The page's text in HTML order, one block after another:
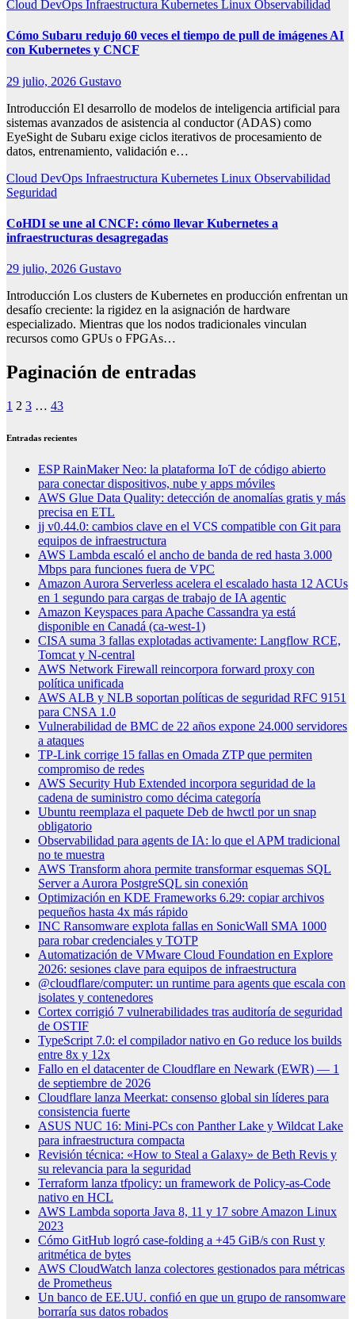
Cloud DevOps Infraestructura Kubernetes Linux Observabilidad
Cómo Subaru redujo 60 veces el tiempo de pull de imágenes AI
con Kubernetes y CNCF
29 julio, 2026 Gustavo
Introducción El desarrollo de modelos de inteligencia artificial para
sistemas avanzados de asistencia al conductor (ADAS) como
EyeSight de Subaru exige ciclos iterativos de procesamiento de
datos, entrenamiento, validación e…
Cloud DevOps Infraestructura Kubernetes Linux Observabilidad
Seguridad
CoHDI se une al CNCF: cómo llevar Kubernetes a
infraestructuras desagregadas
29 julio, 2026 Gustavo
Introducción Los clusters de Kubernetes en producción enfrentan un
desafío creciente: la rigidez en la asignación de hardware
especializado. Mientras que los nodos tradicionales vinculan
recursos como GPUs o FPGAs…
Paginación de entradas
1 2 3 … 43
Entradas recientes
ESP RainMaker Neo: la plataforma IoT de código abierto
para conectar dispositivos, nube y apps móviles
AWS Glue Data Quality: detección de anomalías gratis y más
precisa en ETL
jj v0.44.0: cambios clave en el VCS compatible con Git para
equipos de infraestructura
AWS Lambda escaló el ancho de banda de red hasta 3.000
Mbps para funciones fuera de VPC
Amazon Aurora Serverless acelera el escalado hasta 12 ACUs
en 1 segundo para cargas de trabajo de IA agentic
Amazon Keyspaces para Apache Cassandra ya está
disponible en Canadá (ca-west-1)
CISA suma 3 fallas explotadas activamente: Langflow RCE,
Tomcat y N-central
AWS Network Firewall reincorpora forward proxy con
política unificada
AWS ALB y NLB soportan políticas de seguridad RFC 9151
para CNSA 1.0
Vulnerabilidad de BMC de 22 años expone 24.000 servidores
a ataques
TP-Link corrige 15 fallas en Omada ZTP que permiten
compromiso de redes
AWS Security Hub Extended incorpora seguridad de la
cadena de suministro como décima categoría
Ubuntu reemplaza el paquete Deb de hwctl por un snap
obligatorio
Observabilidad para agents de IA: lo que el APM tradicional
no te muestra
AWS Transform ahora permite transformar esquemas SQL
Server a Aurora PostgreSQL sin conexión
Optimización en KDE Frameworks 6.29: copiar archivos
pequeños hasta 4x más rápido
INC Ransomware explota fallas en SonicWall SMA 1000
para robar credenciales y TOTP
Automatización de VMware Cloud Foundation en Explore
2026: sesiones clave para equipos de infraestructura
@cloudflare/computer: un runtime para agents que escala con
isolates y contenedores
Cortex corrigió 7 vulnerabilidades tras auditoría de seguridad
de OSTIF
TypeScript 7.0: el compilador nativo en Go reduce los builds
entre 8x y 12x
Fallo en el datacenter de Cloudflare en Newark (EWR) — 1
de septiembre de 2026
Cloudflare lanza Meerkat: consenso global sin líderes para
consistencia fuerte
ASUS NUC 16: Mini-PCs con Panther Lake y Wildcat Lake
para infraestructura compacta
Revisión técnica: «How to Steal a Galaxy» de Beth Revis y
su relevancia para la seguridad
Terraform lanza tfpolicy: un framework de Policy-as-Code
nativo en HCL
AWS Lambda soporta Java 8, 11 y 17 sobre Amazon Linux
2023
Cómo GitHub logró case-folding a +45 GiB/s con Rust y
aritmética de bytes
AWS CloudWatch lanza colectores gestionados para métricas
de Prometheus
Un banco de EE.UU. confió en que un grupo de ransomware
borraría sus datos robados